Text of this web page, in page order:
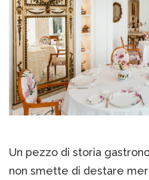
Un pezzo di storia
non smette di destare